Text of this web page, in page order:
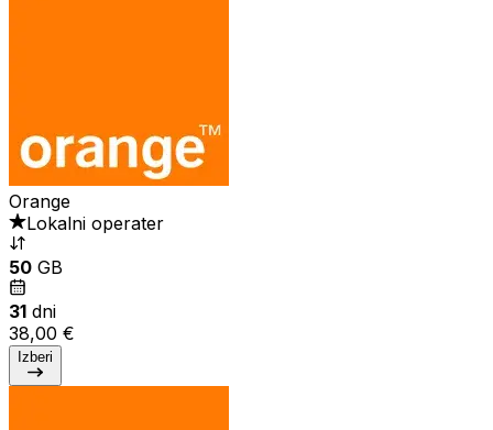
Orange
Lokalni operater
50 GB
31 dni
38,00 €
Izberi